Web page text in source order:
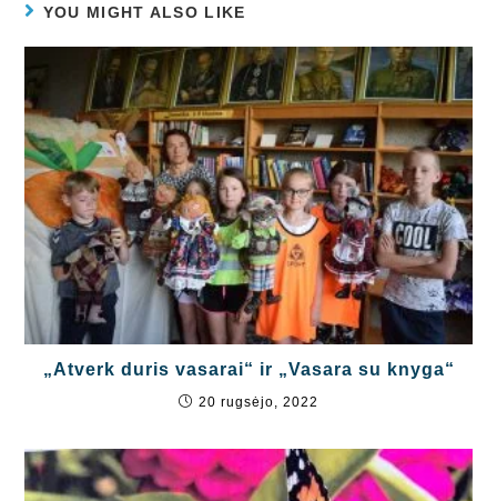
YOU MIGHT ALSO LIKE
„Atverk duris vasarai“ ir „Vasara su knyga“
20 rugsėjo, 2022